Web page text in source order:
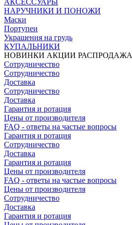
АКСЕССУАРЫ
НАРУЧНИКИ И ПОНОЖИ
Маски
Портупеи
Украшения на грудь
КУПАЛЬНИКИ
НОВИНКИ АКЦИИ РАСПРОДАЖА
Сотрудничество
Сотрудничество
Доставка
Сотрудничество
Доставка
Гарантия и ротация
Цены от производителя
FAQ - ответы на частые вопросы
Гарантия и ротация
Сотрудничество
Доставка
Гарантия и ротация
Цены от производителя
FAQ - ответы на частые вопросы
Цены от производителя
Сотрудничество
Доставка
Гарантия и ротация